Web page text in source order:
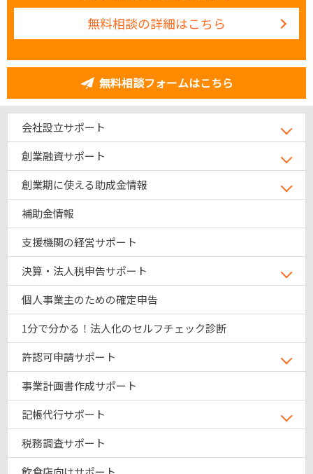
無料相談の詳細はこちら
無料相談フォームはこちら
会社設立サポート
創業融資サポート
創業期に使える助成金情報
補助金情報
支援機関の経営サポート
決算・法人税申告サポート
個人事業主のための確定申告
1分で分かる！法人化のセルフチェック診断
許認可申請サポート
事業計画書作成サポート
記帳代行サポート
税務調査サポート